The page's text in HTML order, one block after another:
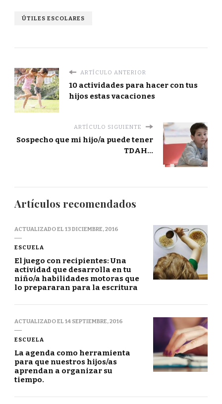
ÚTILES ESCOLARES
ARTÍCULO ANTERIOR
10 actividades para hacer con tus
hijos estas vacaciones
ARTÍCULO SIGUIENTE
Sospecho que mi hijo/a puede tener
TDAH...
Artículos recomendados
ACTUALIZADO EL 13 DICIEMBRE, 2016
ESCUELA
El juego con recipientes: Una
actividad que desarrolla en tu
niño/a habilidades motoras que
lo prepararan para la escritura
ACTUALIZADO EL 14 SEPTIEMBRE, 2016
ESCUELA
La agenda como herramienta
para que nuestros hijos/as
aprendan a organizar su
tiempo.